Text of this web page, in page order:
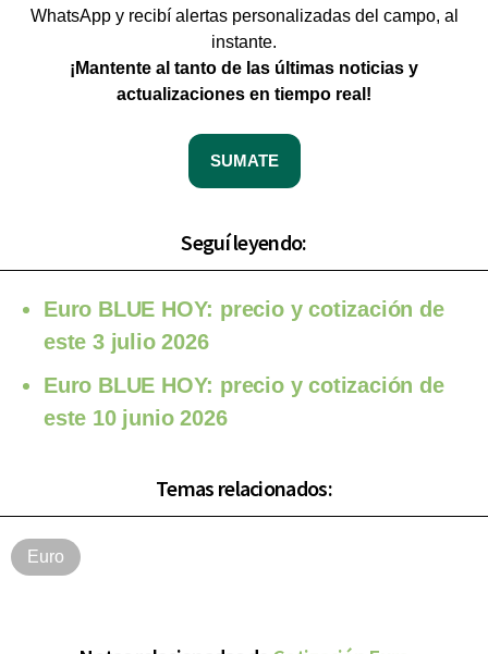
WhatsApp y recibí alertas personalizadas del campo, al
instante.
¡Mantente al tanto de las últimas noticias y
actualizaciones en tiempo real!
SUMATE
Seguí leyendo:
Euro BLUE HOY: precio y cotización de
este 3 julio 2026
Euro BLUE HOY: precio y cotización de
este 10 junio 2026
Temas relacionados:
Euro